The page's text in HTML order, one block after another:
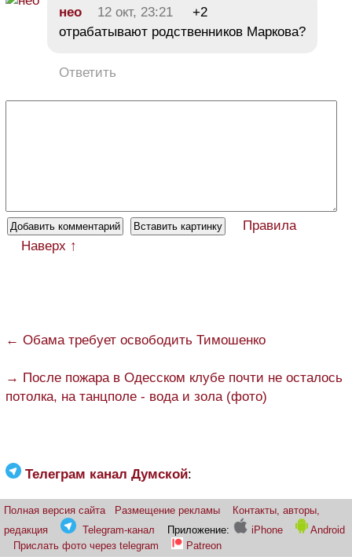
нео 12 окт, 23:21
+2
отрабатывают родственников Маркова?
Ответить
Правила
Наверх ↑
← Обама требует освободить Тимошенко
→ После пожара в Одесском клубе почти не осталось
потолка, на танцполе - вода и зола (фото)
Телеграм канал Думской:
Полная версия сайта Размещение рекламы
Контакты, авторы,
редакция
Telegram-канал Приложение: iPhone
Android
Прислать фото через telegram
Patreon